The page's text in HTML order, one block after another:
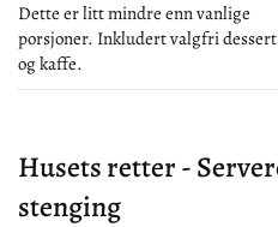
Dette er litt mindre enn vanlige
porsjoner. Inkludert valgfri dessert
og kaffe.
Husets retter -
stenging